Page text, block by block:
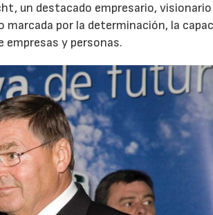
un destacado empresario,
por la determinación, la
empresas y personas.